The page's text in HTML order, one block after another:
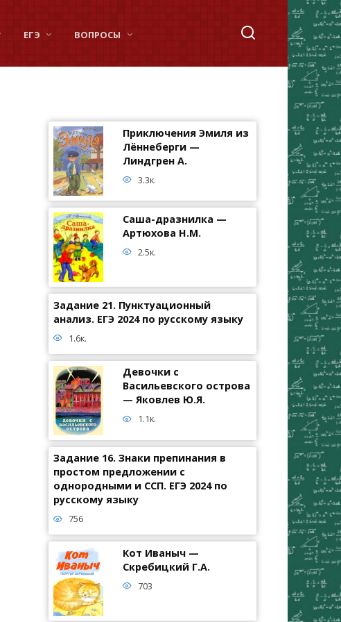
ЕГЭ ВОПРОСЫ
Приключения Эмиля из
Лённеберги —
Линдгрен А.
3.3к.
Саша-дразнилка —
Артюхова Н.М.
2.5к.
Задание 21. Пунктуационный
анализ. ЕГЭ 2024 по русскому языку
1.6к.
Девочки с
Васильевского острова
— Яковлев Ю.Я.
1.1к.
Задание 16. Знаки препинания в
простом предложении с
однородными и ССП. ЕГЭ 2024 по
русскому языку
756
Кот Иваныч —
Скребицкий Г.А.
703